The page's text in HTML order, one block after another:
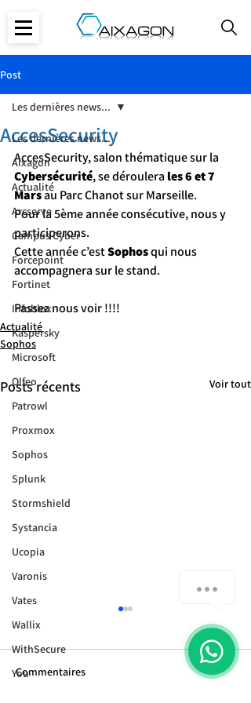
Post
Les dernières news...
Aixagon
Actualité
Arcserve
Campus Cyber
Forcepoint
Fortinet
Infoblox
Kaspersky
Microsoft
Olfeo
Patrowl
Proxmox
Sophos
Splunk
Stormshield
Systancia
Ucopia
Varonis
Vates
Wallix
WithSecure
You
Les dernières news...
AccesSecurity
AccesSecurity, salon thématique sur la
Cybersécurité, se déroulera les 6 et 7
Mars au Parc Chanot sur Marseille.
Pour la 5ème année consécutive, nous y
participerons.
Cette année c’est Sophos qui nous
accompagnera sur le stand.
Passez nous voir !!!!
Actualité
Sophos
Posts récents Voir tout
Commentaires